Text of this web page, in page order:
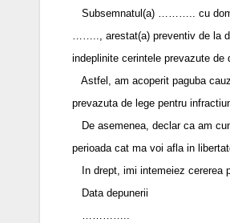
Subsemnatul(a) ……….. cu
…….., arestat(a) preventiv de la
indeplinite cerintele prevazute de
Astfel, am acoperit paguba
prevazuta de lege pentru
De asemenea, declar ca am
perioada cat ma voi afla in
In drept, imi intemeiez cererea
Data depunerii
…………..